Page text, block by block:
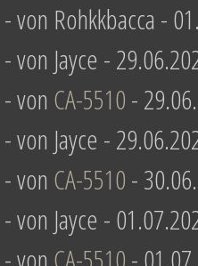
- von Rohkkbacca -
- von Jayce -
- von CA-5510-
- von Jayce -
- von CA-5510-
- von Jayce -